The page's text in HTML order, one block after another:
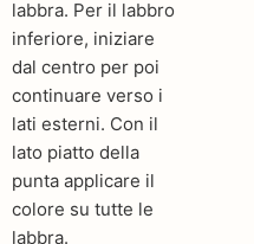
labbra. Per il labbro
inferiore, iniziare
dal centro per poi
continuare verso i
lati esterni. Con il
lato piatto della
punta applicare il
colore su tutte le
labbra.